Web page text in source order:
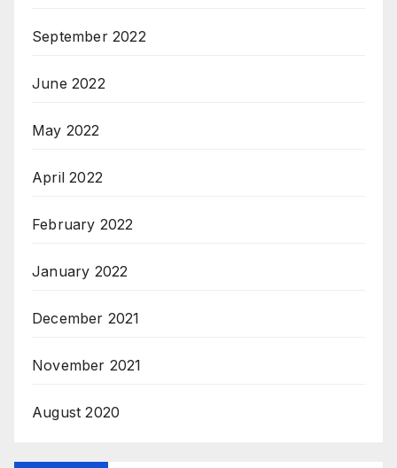
September 2022
June 2022
May 2022
April 2022
February 2022
January 2022
December 2021
November 2021
August 2020